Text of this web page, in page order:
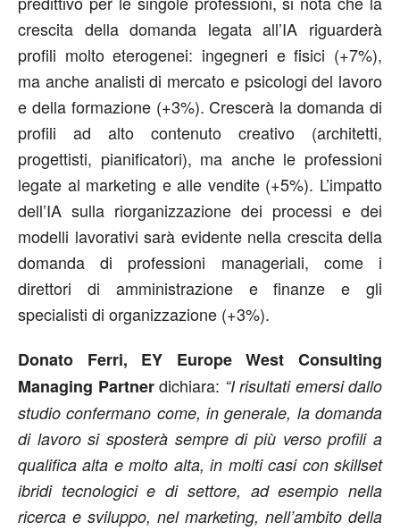
crescita della domanda legata all’IA riguarderà
profili molto eterogenei: ingegneri e fisici (+7%),
ma anche analisti di mercato e psicologi del lavoro
e della formazione (+3%). Crescerà la domanda di
profili ad alto contenuto creativo (architetti,
progettisti, pianificatori), ma anche le professioni
legate al marketing e alle vendite (+5%). L’impatto
dell’IA sulla riorganizzazione dei processi e dei
modelli lavorativi sarà evidente nella crescita della
domanda di professioni manageriali, come i
direttori di amministrazione e finanze e gli
specialisti di organizzazione (+3%).
Donato Ferri, EY Europe West Consulting
Managing Partnerdichiara: “I risultati emersi dallo
studio confermano come, in generale, la domanda
di lavoro si sposterà sempre di più verso profili a
qualifica alta e molto alta, in molti casi con skillset
ibridi tecnologici e di settore, ad esempio nella
ricerca e sviluppo, nel marketing, nell’ambito della